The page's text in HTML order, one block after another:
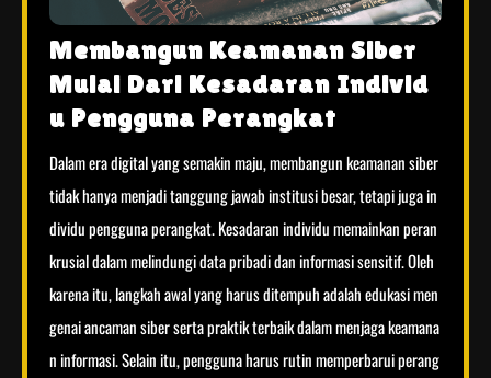
Membangun Keamanan Siber
Mulai Dari Kesadaran Individ
u Pengguna Perangkat
Dalam era digital yang semakin maju, membangun keamanan siber
tidak hanya menjadi tanggung jawab institusi besar, tetapi juga in
dividu pengguna perangkat. Kesadaran individu memainkan peran
krusial dalam melindungi data pribadi dan informasi sensitif. Oleh
karena itu, langkah awal yang harus ditempuh adalah edukasi men
genai ancaman siber serta praktik terbaik dalam menjaga keamana
n informasi. Selain itu, pengguna harus rutin memperbarui perang